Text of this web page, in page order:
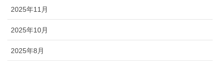
2025年11月
2025年10月
2025年8月